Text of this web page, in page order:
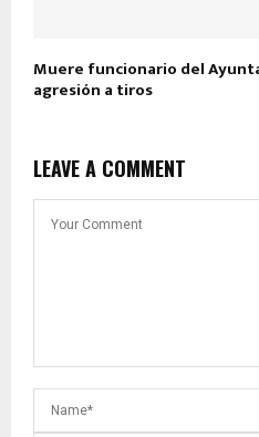
Muere funcionario del
agresión a tiros
LEAVE A COMMENT